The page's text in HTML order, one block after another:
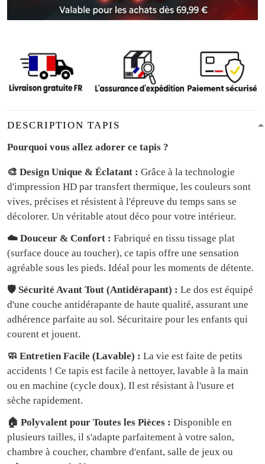
DESCRIPTION TAPIS
Pourquoi vous allez adorer ce tapis ?
🎨 Design Unique & Éclatant : Grâce à la technologie
d'impression HD par transfert thermique, les couleurs sont
vives, précises et résistent à l'épreuve du temps sans se
décolorer. Un véritable atout déco pour votre intérieur.
☁️ Douceur & Confort : Fabriqué en tissu tissage plat
(surface douce au toucher), ce tapis offre une sensation
agréable sous les pieds. Idéal pour les moments de détente.
🛡️ Sécurité Avant Tout (Antidérapant) : Le dos est équipé
d'une couche antidérapante de haute qualité, assurant une
adhérence parfaite au sol. Sécuritaire pour les enfants qui
courent et jouent.
🧼 Entretien Facile (Lavable) : La vie est faite de petits
accidents ! Ce tapis est facile à nettoyer, lavable à la main
ou en machine (cycle doux). Il est résistant à l'usure et
sèche rapidement.
🏠 Polyvalent pour Toutes les Pièces : Disponible en
plusieurs tailles, il s'adapte parfaitement à votre salon,
chambre à coucher, chambre d'enfant, salle de jeux ou